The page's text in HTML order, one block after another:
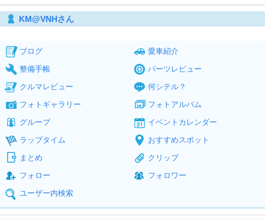
KM@VNHさん
ブログ
愛車紹介
整備手帳
パーツレビュー
クルマレビュー
何シテル？
フォトギャラリー
フォトアルバム
グループ
イベントカレンダー
ラップタイム
おすすめスポット
まとめ
クリップ
フォロー
フォロワー
ユーザー内検索